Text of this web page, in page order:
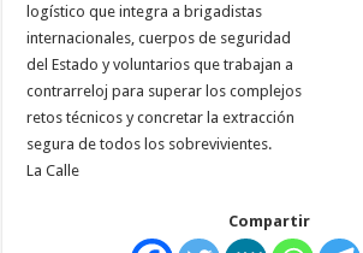
logístico que integra a brigadistas
internacionales, cuerpos de seguridad
del Estado y voluntarios que trabajan a
contrarreloj para superar los complejos
retos técnicos y concretar la extracción
segura de todos los sobrevivientes.
La Calle
Compartir